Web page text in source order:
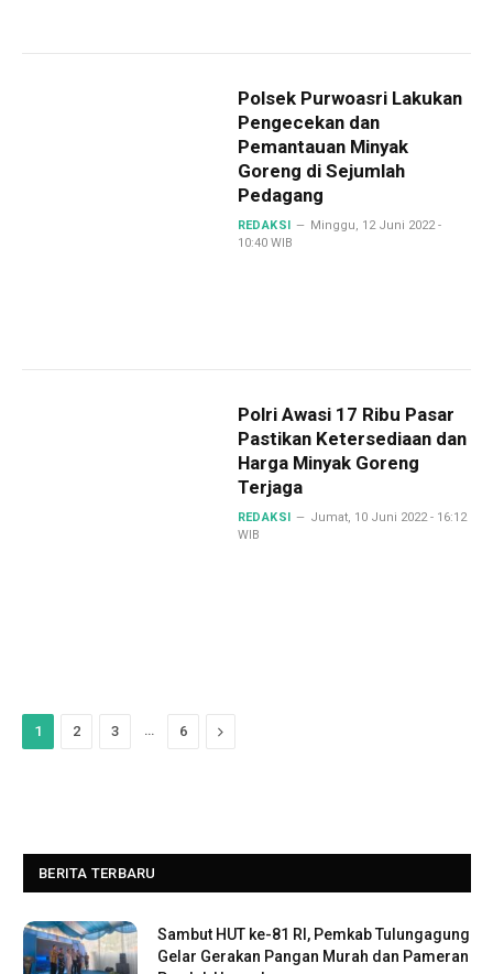
Polsek Purwoasri Lakukan
Pengecekan dan
Pemantauan Minyak
Goreng di Sejumlah
Pedagang
REDAKSI
Minggu, 12 Juni 2022 -
10:40 WIB
Polri Awasi 17 Ribu Pasar
Pastikan Ketersediaan dan
Harga Minyak Goreng
Terjaga
REDAKSI
Jumat, 10 Juni 2022 - 16:12
WIB
1 2 3 6 Next
BERITA TERBARU
Sambut HUT ke-81 RI, Pemkab Tulungagung
Gelar Gerakan Pangan Murah dan Pameran